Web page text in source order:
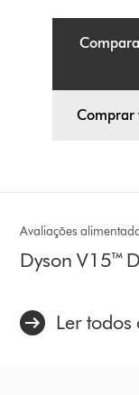
Comprar
Avaliações
Dyson V15™
Ler todos